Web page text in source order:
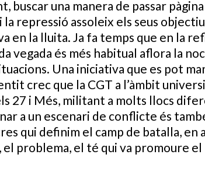
buscar una manera de passar
la repressió assoleix els seus
en la lluita. Ja fa temps que en la
vegada és més habitual aflora la
Una iniciativa que es pot
crec que la CGT a l’àmbit
27 i Més, militant a molts llocs
a un escenari de conflicte és
qui definim el camp de batalla,
problema, el té qui va promoure